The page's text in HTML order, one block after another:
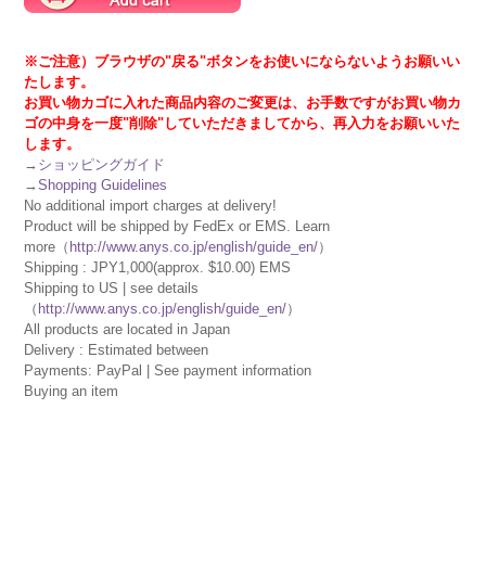
※ご注意）ブラウザの"戻る"ボタンをお使いにならないようお願いい
たします。
お買い物カゴに入れた商品内容のご変更は、お手数ですがお買い物カ
ゴの中身を一度"削除"していただきましてから、再入力をお願いいた
します。
→ ショッピングガイド
→Shopping Guidelines
No additional import charges at delivery!
Product will be shipped by FedEx or EMS. Learn
more（ http://www.anys.co.jp/english/guide_en/）
Shipping : JPY1,000(approx. $10.00) EMS
Shipping to US | see details
（ http://www.anys.co.jp/english/guide_en/）
All products are located in Japan
Delivery : Estimated between
Payments: PayPal | See payment information
Buying an item